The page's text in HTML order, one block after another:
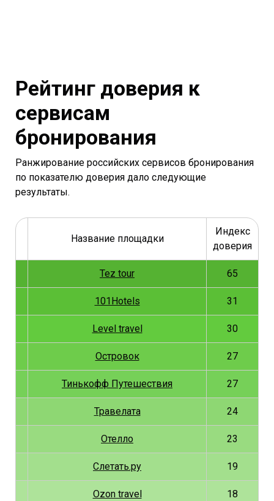
Рейтинг доверия к
сервисам
бронирования
Ранжирование российских сервисов бронирования
по показателю доверия дало следующие
результаты.
Название площадки
Индекс
доверия
Tez tour 65
101Hotels 31
Level travel 30
Островок 27
Тинькофф Путешествия 27
Травелата 24
Отелло 23
Слетать.ру 19
Ozon travel 18